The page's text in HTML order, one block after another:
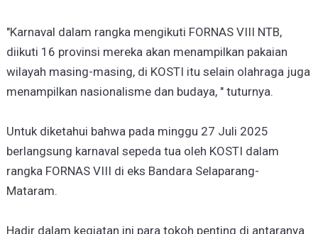
"Karnaval dalam rangka mengikuti FORNAS VIII NTB,
diikuti 16 provinsi mereka akan menampilkan pakaian
wilayah masing-masing, di KOSTI itu selain olahraga juga
menampilkan nasionalisme dan budaya, " tuturnya.
Untuk diketahui bahwa pada minggu 27 Juli 2025
berlangsung karnaval sepeda tua oleh KOSTI dalam
rangka FORNAS VIII di eks Bandara Selaparang-
Mataram.
Hadir dalam kegiatan ini para tokoh penting di antaranya